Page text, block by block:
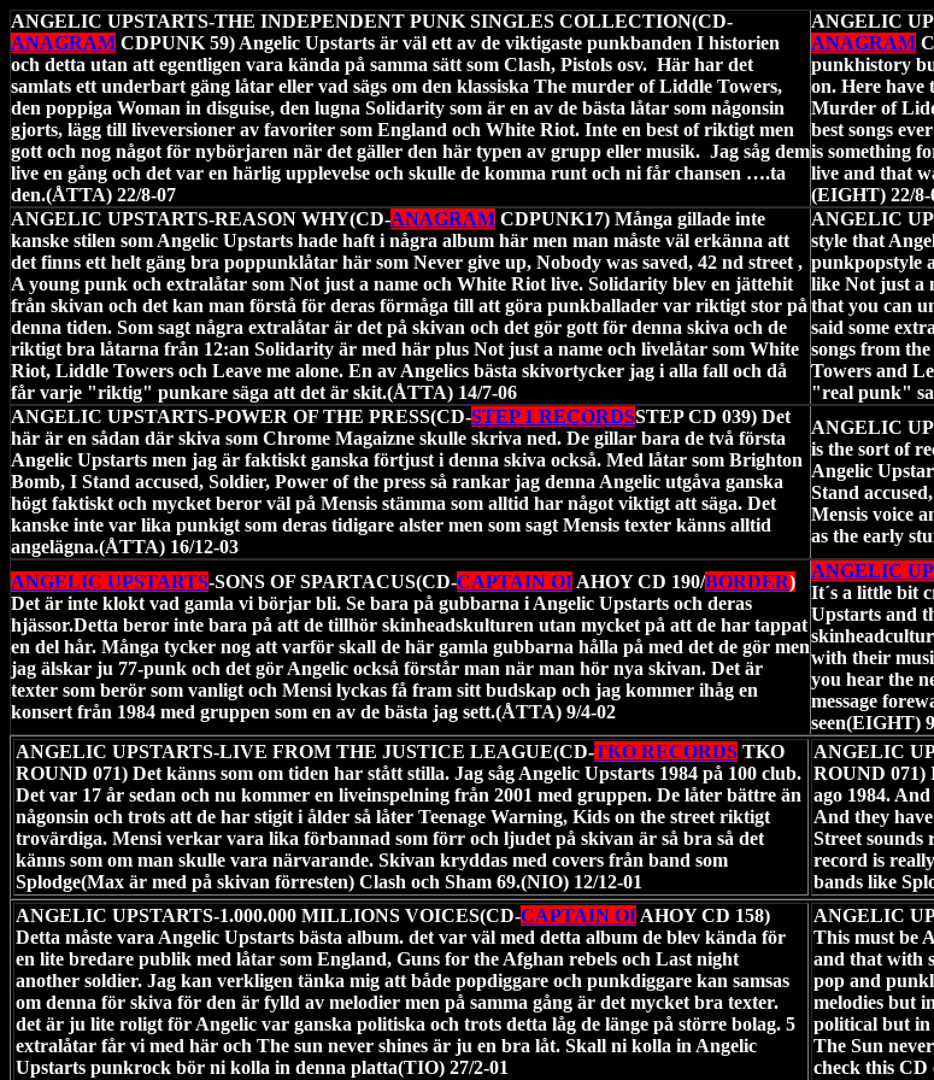
ANGELIC UPSTARTS-THE INDEPENDENT PUNK SINGLES COLLECTION(CD-
ANAGRAM CDPUNK 59) Angelic Upstarts är väl ett av de viktigaste punkbanden I historien
och detta utan att egentligen vara kända på samma sätt som Clash, Pistols osv. Här har det
samlats ett underbart gäng låtar eller vad sägs om den klassiska The murder of Liddle Towers,
den poppiga Woman in disguise, den lugna Solidarity som är en av de bästa låtar som någonsin
gjorts, lägg till liveversioner av favoriter som England och White Riot. Inte en best of riktigt men
gott och nog något för nybörjaren när det gäller den här typen av grupp eller musik. Jag såg dem
live en gång och det var en härlig upplevelse och skulle de komma runt och ni får chansen ….ta
den.(ÅTTA) 22/8-07
ANGELIC
ANAGRAM
punkhistory
on. Here have
Murder of
best songs
is something
live and that
(EIGHT) 22/8-
ANGELIC UPSTARTS-REASON WHY(CD-ANAGRAM CDPUNK17) Många gillade inte
kanske stilen som Angelic Upstarts hade haft i några album här men man måste väl erkänna att
det finns ett helt gäng bra poppunklåtar här som Never give up, Nobody was saved, 42 nd street ,
A young punk och extralåtar som Not just a name och White Riot live. Solidarity blev en jättehit
från skivan och det kan man förstå för deras förmåga till att göra punkballader var riktigt stor på
denna tiden. Som sagt några extralåtar är det på skivan och det gör gott för denna skiva och de
riktigt bra låtarna från 12:an Solidarity är med här plus Not just a name och livelåtar som White
Riot, Liddle Towers och Leave me alone. En av Angelics bästa skivortycker jag i alla fall och då
får varje "riktig" punkare säga att det är skit.(ÅTTA) 14/7-06
ANGELIC
style that
punkpopstyle
like Not just a
that you can
said some
songs from
Towers and
"real punk"
ANGELIC UPSTARTS-POWER OF THE PRESS(CD-STEP 1 RECORDSSTEP CD 039) Det
här är en sådan där skiva som Chrome Magaizne skulle skriva ned. De gillar bara de två första
Angelic Upstarts men jag är faktiskt ganska förtjust i denna skiva också. Med låtar som Brighton
Bomb, I Stand accused, Soldier, Power of the press så rankar jag denna Angelic utgåva ganska
högt faktiskt och mycket beror väl på Mensis stämma som alltid har något viktigt att säga. Det
kanske inte var lika punkigt som deras tidigare alster men som sagt Mensis texter känns alltid
angelägna.(ÅTTA) 16/12-03
ANGELIC
is the sort of
Angelic
Stand
Mensis voice
as the early
ANGELIC UPSTARTS-SONS OF SPARTACUS(CD-CAPTAIN OI AHOY CD 190/BORDER)
Det är inte klokt vad gamla vi börjar bli. Se bara på gubbarna i Angelic Upstarts och deras
hjässor.Detta beror inte bara på att de tillhör skinheadskulturen utan mycket på att de har tappat
en del hår. Många tycker nog att varför skall de här gamla gubbarna hålla på med det de gör men
jag älskar ju 77-punk och det gör Angelic också förstår man när man hör nya skivan. Det är
texter som berör som vanligt och Mensi lyckas få fram sitt budskap och jag kommer ihåg en
konsert från 1984 med gruppen som en av de bästa jag sett.(ÅTTA) 9/4-02
ANGELIC
It´s a little bit
Upstarts and
with their
you hear the
message
seen(EIGHT)
ANGELIC UPSTARTS-LIVE FROM THE JUSTICE LEAGUE(CD-TKO RECORDS TKO
ROUND 071) Det känns som om tiden har stått stilla. Jag såg Angelic Upstarts 1984 på 100 club.
Det var 17 år sedan och nu kommer en liveinspelning från 2001 med gruppen. De låter bättre än
någonsin och trots att de har stigit i ålder så låter Teenage Warning, Kids on the street riktigt
trovärdiga. Mensi verkar vara lika förbannad som förr och ljudet på skivan är så bra så det
känns som om man skulle vara närvarande. Skivan kryddas med covers från band som
Splodge(Max är med på skivan förresten) Clash och Sham 69.(NIO) 12/12-01
ANGELIC
ROUND 071)
ago 1984.
And they
Street sounds
record is
bands like
ANGELIC UPSTARTS-1.000.000 MILLIONS VOICES(CD-CAPTAIN OI AHOY CD 158)
Detta måste vara Angelic Upstarts bästa album. det var väl med detta album de blev kända för
en lite bredare publik med låtar som England, Guns for the Afghan rebels och Last night
another soldier. Jag kan verkligen tänka mig att både popdiggare och punkdiggare kan samsas
om denna för skiva för den är fylld av melodier men på samma gång är det mycket bra texter.
det är ju lite roligt för Angelic var ganska politiska och trots detta låg de länge på större bolag. 5
extralåtar får vi med här och The sun never shines är ju en bra låt. Skall ni kolla in Angelic
Upstarts punkrock bör ni kolla in denna platta(TIO) 27/2-01
ANGELIC
This must be
and that with
pop and
melodies but
political but in
The Sun
check this